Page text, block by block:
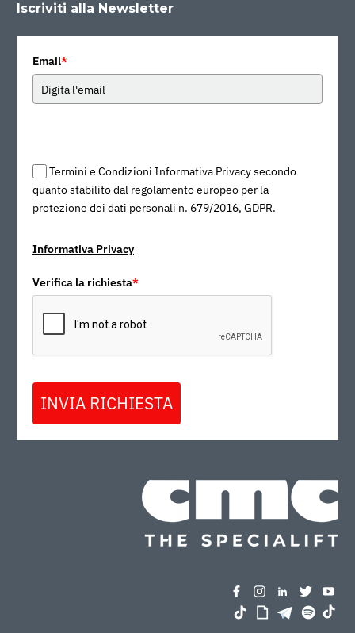
Iscriviti alla Newsletter
Email*
Termini e Condizioni Informativa Privacy secondo
quanto stabilito dal regolamento europeo per la
protezione dei dati personali n. 679/2016, GDPR.
Informativa Privacy
Verifica la richiesta*
INVIA RICHIESTA